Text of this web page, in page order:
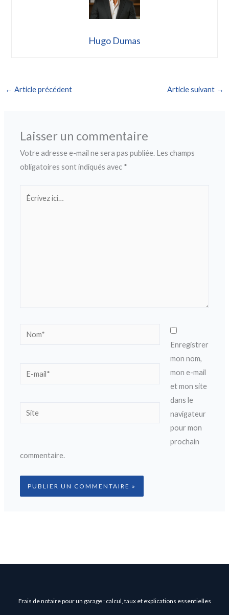
Hugo Dumas
← Article précédent Article suivant →
Laisser un commentaire
Votre adresse e-mail ne sera pas publiée. Les champs
obligatoires sont indiqués avec *
Nom*
E-
Site
Enregistrer
mon nom,
mon e-mail
et mon site
dans le
navigateur
pour mon
prochain
commentaire.
Frais de notaire pour un garage : calcul, taux et explications essentielles